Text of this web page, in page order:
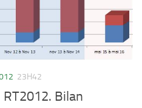
23H42
Bilan